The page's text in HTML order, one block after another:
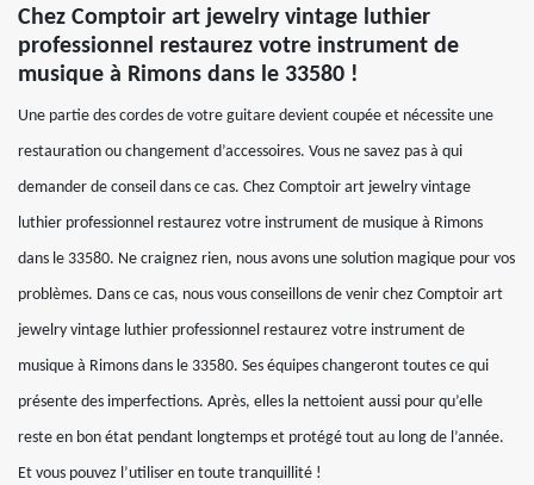
Chez Comptoir art jewelry vintage luthier
professionnel restaurez votre instrument de
musique à Rimons dans le 33580 !
Une partie des cordes de votre guitare devient coupée et nécessite une
restauration ou changement d’accessoires. Vous ne savez pas à qui
demander de conseil dans ce cas. Chez Comptoir art jewelry vintage
luthier professionnel restaurez votre instrument de musique à Rimons
dans le 33580. Ne craignez rien, nous avons une solution magique pour vos
problèmes. Dans ce cas, nous vous conseillons de venir chez Comptoir art
jewelry vintage luthier professionnel restaurez votre instrument de
musique à Rimons dans le 33580. Ses équipes changeront toutes ce qui
présente des imperfections. Après, elles la nettoient aussi pour qu’elle
reste en bon état pendant longtemps et protégé tout au long de l’année.
Et vous pouvez l’utiliser en toute tranquillité !